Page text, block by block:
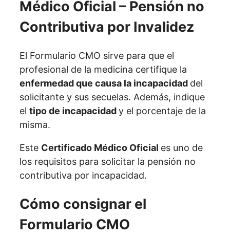
El Formulario CMO sirve para que el
profesional de la medicina certifique la
enfermedad que causa la incapacidad del
solicitante y sus secuelas. Además, indique
el tipo de incapacidady el porcentaje de la
misma.
Este Certificado Médico Oficial es uno de
los requisitos para solicitar la pensión no
contributiva por incapacidad.
Cómo consignar el
Formulario CMO